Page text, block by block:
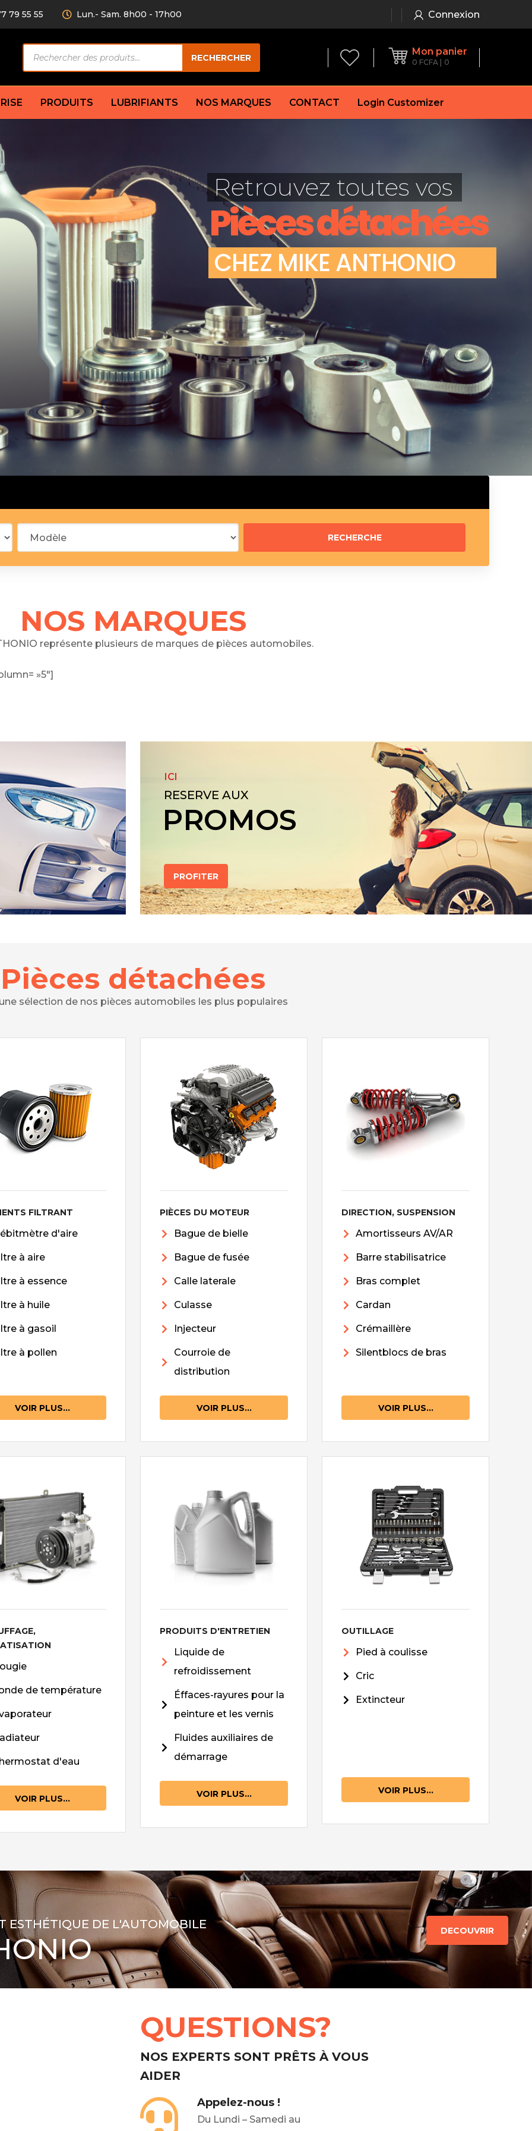
79 55 55 Lun.- Sam. 8h00 - 17h00 Connexion
de
produits
RECHERCHER
Mon panier
0 FCFA 0
AV/AR
amortisseur
Compresseur
Condenseur
Électrovanne
Évaporateur
Mano
Thermostat d’eau
Sonde de température
Garniture
Flexible de frein
Huile de frein
Mâchoires de frein
Jeu de plaquettes de frein
Démarreur
Feu arrière
principal
fusée
distribution
Débitmètre d’aire
Filtre à aire
Filtre à essence
Filtre à huile
Filtre à gasoil
Silencieux arrière
Silencieux central
Butée élastique de silencieux
Raccord de tuyau d’échappement
PRODUITS LUBRIFIANTS NOS MARQUES CONTACT Login Customizer
Pièces détachées
CHEZ MIKEANTHONIO
Retrouvez toutes vos
NOS MARQUES
représente plusieurs de marques de pièces automobiles.
»5″]
ICI
RESERVE AUX
PROMOS
PROFITER
Pièces détachées
sélection de nos pièces automobiles les plus populaires
FILTRANT
d'aire
à aire
à essence
à huile
à gasoil
à pollen
VOIR PLUS...
PIÈCES DU MOTEUR
Bague de bielle
Bague de fusée
Calle laterale
Culasse
Injecteur
Courroie de
distribution
VOIR PLUS...
DIRECTION, SUSPENSION
Amortisseurs AV/AR
Barre stabilisatrice
Bras complet
Cardan
Crémaillère
Silentblocs de bras
VOIR PLUS...
de température
d'eau
VOIR PLUS...
PRODUITS D'ENTRETIEN
Liquide de
refroidissement
Éffaces-rayures pour la
peinture et les vernis
Fluides auxiliaires de
démarrage
VOIR PLUS...
OUTILLAGE
Pied à coulisse
Cric
Extincteur
VOIR PLUS...
ESTHÉTIQUE DE L'AUTOMOBILE DECOUVRIR
QUESTIONS?
NOS EXPERTS SONT PRÊTS À VOUS
AIDER
Appelez-nous !
Du Lundi – Samedi au